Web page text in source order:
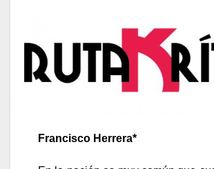
Francisco Herrera*